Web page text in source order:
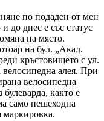
по подаден от мен
до днес е със статус
на място.
на бул. „Акад.
кръстовището с ул.
алея. При
велосипедна
както е
само пешеходна
маркировка.